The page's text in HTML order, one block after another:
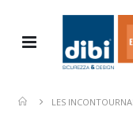
Basculer
navigation
LES